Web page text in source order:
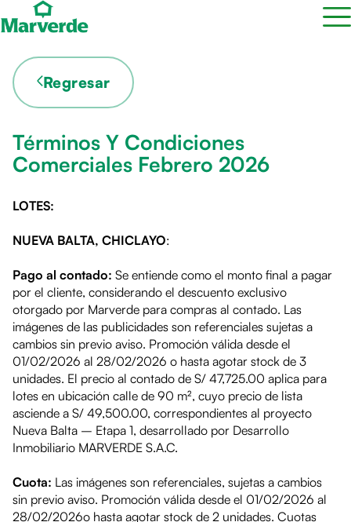
Regresar
Términos Y Condiciones
Comerciales Febrero 2026
LOTES:
NUEVA BALTA, CHICLAYO:
Pago al contado: Se entiende como el monto final a pagar
por el cliente, considerando el descuento exclusivo
otorgado por Marverde para compras al contado. Las
imágenes de las publicidades son referenciales sujetas a
cambios sin previo aviso. Promoción válida desde el
01/02/2026 al 28/02/2026 o hasta agotar stock de 3
unidades. El precio al contado de S/ 47,725.00 aplica para
lotes en ubicación calle de 90 m², cuyo precio de lista
asciende a S/ 49,500.00, correspondientes al proyecto
Nueva Balta – Etapa 1, desarrollado por Desarrollo
Inmobiliario MARVERDE S.A.C.
Cuota: Las imágenes son referenciales, sujetas a cambios
sin previo aviso. Promoción válida desde el 01/02/2026 al
28/02/2026o hasta agotar stock de 2 unidades. Cuotas